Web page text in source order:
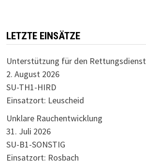
LETZTE EINSÄTZE
Unterstützung für den Rettungsdienst
2. August 2026
SU-TH1-HIRD
Einsatzort: Leuscheid
Unklare Rauchentwicklung
31. Juli 2026
SU-B1-SONSTIG
Einsatzort: Rosbach